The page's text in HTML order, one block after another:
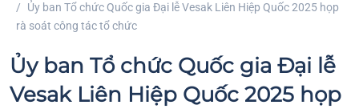
Ủy ban Tổ chức Quốc gia Đại lễ Vesak Liên Hiệp Quốc 2025 họp
rà soát công tác tổ chức
Ủy ban Tổ chức Quốc gia Đại lễ
Vesak Liên Hiệp Quốc 2025 họp